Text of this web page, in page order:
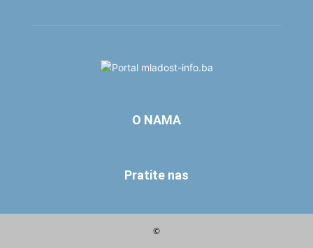
O NAMA
Pratite nas
©